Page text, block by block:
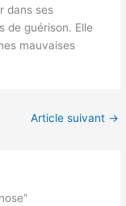
dans ses
de guérison. Elle
mauvaises
Article suivant →